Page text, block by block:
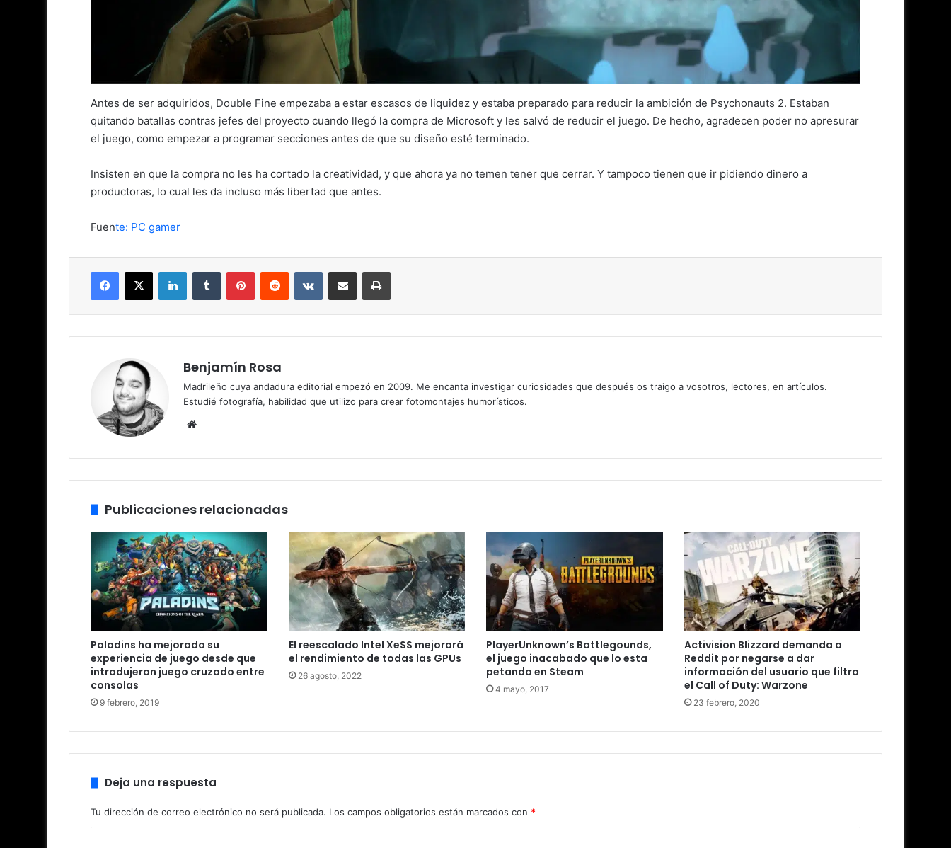
Antes de ser adquiridos, Double Fine empezaba a estar escasos de liquidez y estaba preparado para reducir la ambición de Psychonauts 2. Estaban
quitando batallas contras jefes del proyecto cuando llegó la compra de Microsoft y les salvó de reducir el juego. De hecho, agradecen poder no apresurar
el juego, como empezar a programar secciones antes de que su diseño esté terminado.
Insisten en que la compra no les ha cortado la creatividad, y que ahora ya no temen tener que cerrar. Y tampoco tienen que ir pidiendo dinero a
productoras, lo cual les da incluso más libertad que antes.
Fuente: PC gamer
Facebook
X LinkedInTumblr PinterestReddit VKontakteCompartir por correo electrónicoImprimir
Benjamín Rosa
Madrileño cuya andadura editorial empezó en 2009. Me encanta investigar curiosidades que después os traigo a vosotros, lectores, en artículos.
Estudié fotografía, habilidad que utilizo para crear fotomontajes humorísticos.
Publicaciones relacionadas
Paladins ha mejorado su
experiencia de juego desde que
introdujeron juego cruzado entre
consolas
9 febrero, 2019
El reescalado Intel XeSS mejorará
el rendimiento de todas las GPUs
26 agosto, 2022
PlayerUnknown’s Battlegounds,
el juego inacabado que lo esta
petando en Steam
4 mayo, 2017
Activision Blizzard demanda a
Reddit por negarse a dar
información del usuario que filtro
el Call of Duty: Warzone
23 febrero, 2020
Deja una respuesta
Tu dirección de correo electrónico no será publicada. Los campos obligatorios están marcados con *